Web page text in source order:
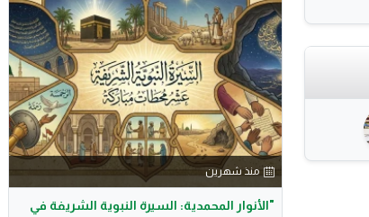
منذ شهرين
​"الأنوار المحمدية: السيرة النبوية الشريفة في